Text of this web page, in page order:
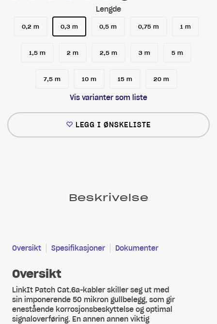
Lengde
0,2 m 0,3 m 0,5 m 0,75 m 1 m
1,5 m 2 m 2,5 m 3 m 5 m
7,5 m 10 m 15 m 20 m
Vis varianter som liste
LEGG I ØNSKELISTE
Beskrivelse
Oversikt Spesifikasjoner Dokumenter
Oversikt
LinkIt Patch Cat.6a-kabler skiller seg ut med
sin imponerende 50 mikron gullbelegg, som gir
enestående korrosjonsbeskyttelse og optimal
signaloverføring. En annen annen viktig